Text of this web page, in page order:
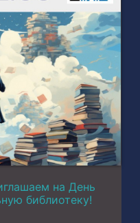
на День
библиотеку!